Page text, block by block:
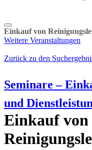
Einkauf von
Weitere Veranstaltungen
Zurück zu den
Seminare –
und
Einkauf von